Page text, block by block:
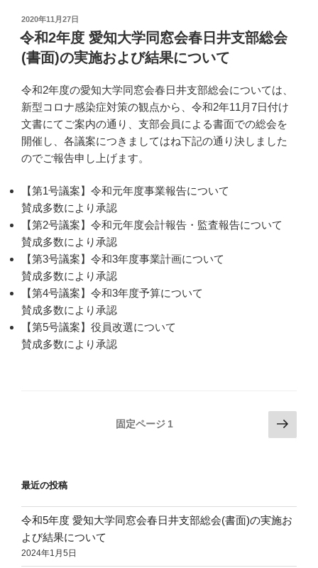
投
稿
日:
2020年11月27日
令和2年度 愛知大学同窓会春日井支部総会
(書面)の実施および結果について
令和2年度の愛知大学同窓会春日井支部総会については、
新型コロナ感染症対策の観点から、令和2年11月7日付け
文書にてご案内の通り、支部会員による書面での総会を
開催し、各議案につきましてはね下記の通り決しました
のでご報告申し上げます。
【第1号議案】令和元年度事業報告について
賛成多数により承認
【第2号議案】令和元年度会計報告・監査報告について
賛成多数により承認
【第3号議案】令和3年度事業計画について
賛成多数により承認
【第4号議案】令和3年度予算について
賛成多数により承認
【第5号議案】役員改選について
賛成多数により承認
ペ
ジ
送
り
固定ページ 1
次
の
最近の投稿
令和5年度 愛知大学同窓会春日井支部総会(書面)の実施お
よび結果について
2024年1月5日